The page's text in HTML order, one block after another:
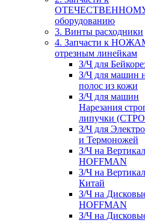
оборудованию
3. Винты расходники
4. Запчасти к
отрезным линейкам
З/Ч для
З/Ч для машин
полос из кожи
З/Ч для машин
Нарезания
липучки
З/Ч для
и Термоножей
З/Ч на
HOFFMAN
З/Ч на
Китай
З/Ч на
HOFFMAN
З/Ч на